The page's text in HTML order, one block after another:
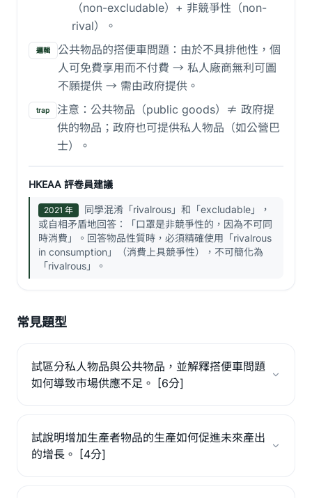
（non-excludable）+ 非競爭性（non-
rival）。
邏輯
公共物品的搭便車問題：由於不具排他性，個
人可免費享用而不付費 → 私人廠商無利可圖
不願提供 → 需由政府提供。
trap
注意：公共物品（public goods）≠ 政府提
供的物品；政府也可提供私人物品（如公營巴
士）。
HKEAA 評卷員建議
2021 年
同學混淆「rivalrous」和「excludable」，
或自相矛盾地回答：「口罩是非競爭性的，因為不可同
時消費」。回答物品性質時，必須精確使用「rivalrous
in consumption」（消費上具競爭性），不可簡化為
「rivalrous」。
常見題型
試區分私人物品與公共物品，並解釋搭便車問題
如何導致市場供應不足。 [6分]
試說明增加生產者物品的生產如何促進未來產出
的增長。 [4分]